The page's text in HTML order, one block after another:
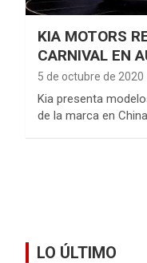
KIA MOTORS
CARNIVAL EN
5 de octubre de 2020
Kia presenta
de la marca en
LO ÚLTIMO